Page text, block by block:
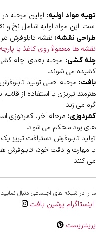
تهیه مواد اولیه: اولین مرحله در
است. این مواد اولیه شامل نخ و
طراحی نقشه: نقشه تابلوفرش
نقشه ها معمولاً روی کاغذ یا پارچه
چله کشی: مرحله بعدی، چله
کشیده می شوند.
بافت: مرحله اصلی تولید
هنرمند تبریزی با استفاده از
گره می زند.
کمردوزی: مرحله آخر، کمردوزی
های پود محکم می شود.
تولید تابلوفرش دستبافت تبریز
با مهارت و دقت خود، تابلوفرش
می کنند.
ما را در شبکه های اجتماعی دنبال نمایید
اینستاگرام پرشین بافت
پرینتریست